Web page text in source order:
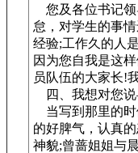
您及各位书记领
怠，对学生的事
经验;工作久的人
因为您自我是这
员队伍的大家长!
四、我想对您
当写到那里的时
的好脾气，认真
神貌;曾蔷姐姐与